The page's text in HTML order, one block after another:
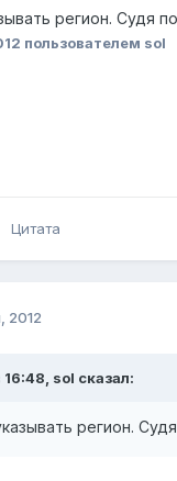
регион. Судя
пользователем sol
Цитата
2012
sol сказал:
регион.